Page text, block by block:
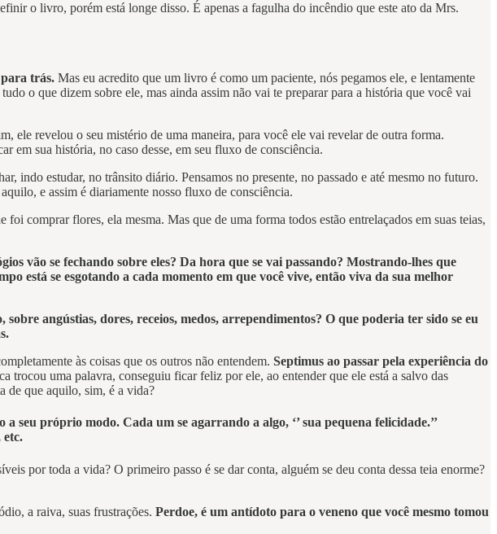
o livro, porém está longe disso. É apenas a fagulha do incêndio que este ato da Mrs.
trás. Mas eu acredito que um livro é como um paciente, nós pegamos ele, e lentamente
o que dizem sobre ele, mas ainda assim não vai te preparar para a história que você vai
ele revelou o seu mistério de uma maneira, para você ele vai revelar de outra forma.
em sua história, no caso desse, em seu fluxo de consciência.
indo estudar, no trânsito diário. Pensamos no presente, no passado e até mesmo no futuro.
e assim é diariamente nosso fluxo de consciência.
comprar flores, ela mesma. Mas que de uma forma todos estão entrelaçados em suas teias,
vão se fechando sobre eles? Da hora que se vai passando? Mostrando-lhes que
está se esgotando a cada momento em que você vive, então viva da sua melhor
angústias, dores, receios, medos, arrependimentos? O que poderia ter sido se eu
às coisas que os outros não entendem. Septimus ao passar pela experiência do
trocou uma palavra, conseguiu ficar feliz por ele, ao entender que ele está a salvo das
de que aquilo, sim, é a vida?
próprio modo. Cada um se agarrando a algo, ‘’ sua pequena felicidade.’’
etc.
por toda a vida? O primeiro passo é se dar conta, alguém se deu conta dessa teia enorme?
a raiva, suas frustrações. Perdoe, é um antídoto para o veneno que você mesmo tomou